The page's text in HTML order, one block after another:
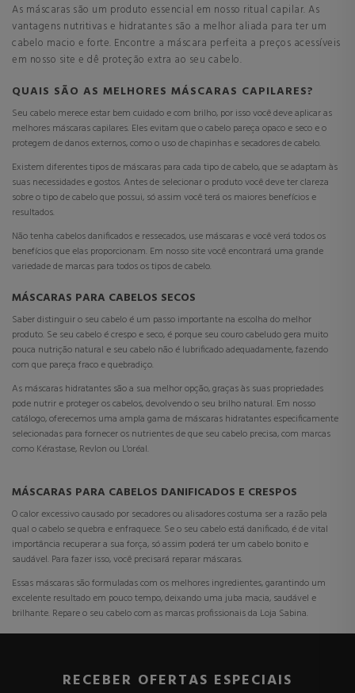
As máscaras são um produto essencial em nosso ritual capilar. As
vantagens nutritivas e hidratantes são a melhor aliada para ter um
cabelo macio e forte. Encontre a máscara perfeita a preços acessíveis
em nosso site e dê proteção extra ao seu cabelo.
QUAIS SÃO AS MELHORES MÁSCARAS CAPILARES?
Seu cabelo merece estar bem cuidado e com brilho, por isso você deve aplicar as
melhores máscaras capilares. Eles evitam que o cabelo pareça opaco e seco e o
protegem de danos externos, como o uso de chapinhas e secadores de cabelo.
Existem diferentes tipos de máscaras para cada tipo de cabelo, que se adaptam às
suas necessidades e gostos. Antes de selecionar o produto você deve ter clareza
sobre o tipo de cabelo que possui, só assim você terá os maiores benefícios e
resultados.
Não tenha cabelos danificados e ressecados, use máscaras e você verá todos os
benefícios que elas proporcionam. Em nosso site você encontrará uma grande
variedade de marcas para todos os tipos de cabelo.
MÁSCARAS PARA CABELOS SECOS
Saber distinguir o seu cabelo é um passo importante na escolha do melhor
produto. Se seu cabelo é crespo e seco, é porque seu couro cabeludo gera muito
pouca nutrição natural e seu cabelo não é lubrificado adequadamente, fazendo
com que pareça fraco e quebradiço.
As máscaras hidratantes são a sua melhor opção, graças às suas propriedades
pode nutrir e proteger os cabelos, devolvendo o seu brilho natural. Em nosso
catálogo, oferecemos uma ampla gama de máscaras hidratantes especificamente
selecionadas para fornecer os nutrientes de que seu cabelo precisa, com marcas
como Kérastase, Revlon ou L'oréal.
MÁSCARAS PARA CABELOS DANIFICADOS E CRESPOS
O calor excessivo causado por secadores ou alisadores costuma ser a razão pela
qual o cabelo se quebra e enfraquece. Se o seu cabelo está danificado, é de vital
importância recuperar a sua força, só assim poderá ter um cabelo bonito e
saudável. Para fazer isso, você precisará reparar máscaras.
Essas máscaras são formuladas com os melhores ingredientes, garantindo um
excelente resultado em pouco tempo, deixando uma juba macia, saudável e
brilhante. Repare o seu cabelo com as marcas profissionais da Loja Sabina.
RECEBER OFERTAS ESPECIAIS